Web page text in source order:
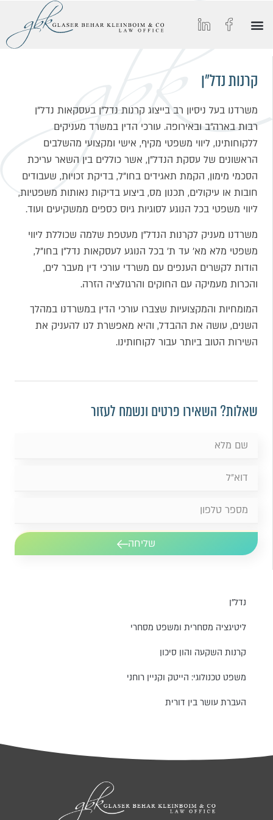
נדל״ן
ליטיגציה מסחרית ומשפט מסחרי
קרנות השקעה והון סיכון
משפט טכנולוגי: הייטק וקניין רוחני
העברת עושר בין דורית
קרנות נדל״ן
משרדנו בעל ניסיון רב בייצוג קרנות נדל"ן בעסקאות נדל"ן
רבות בארה"ב ובאירופה. עורכי הדין במשרד מעניקים
ללקוחותינו, ליווי משפטי מקיף, אישי ומקצועי מהשלבים
הראשונים של עסקת הנדל"ן, אשר כוללים בין השאר עריכת
הסכמי מימון, הקמת תאגידים בחו"ל, בדיקת זכויות, שעבודים
חובות או עיקולים, תכנון מס, ביצוע בדיקות נאותות משפטיות,
ליווי משפטי בכל הנוגע לסוגיות גיוס כספים ממשקיעים ועוד.
משרדנו מעניק לקרנות הנדל"ן מעטפת שלמה שכוללת ליווי
משפטי מלא מא' עד ת' בכל הנוגע לעסקאות נדל"ן בחו"ל,
הודות לקשרים הענפים עם משרדי עורכי דין מעבר לים,
והכרות מעמיקה עם החוקים והרגולציה הזרה.
המומחיות והמקצועיות שצברו עורכי הדין במשרדנו במהלך
השנים, עושה את ההבדל, והיא מאפשרת לנו להעניק את
השירות הטוב ביותר עבור לקוחותינו.
שאלות? השאירו פרטים ונשמח לעזור
שליחה